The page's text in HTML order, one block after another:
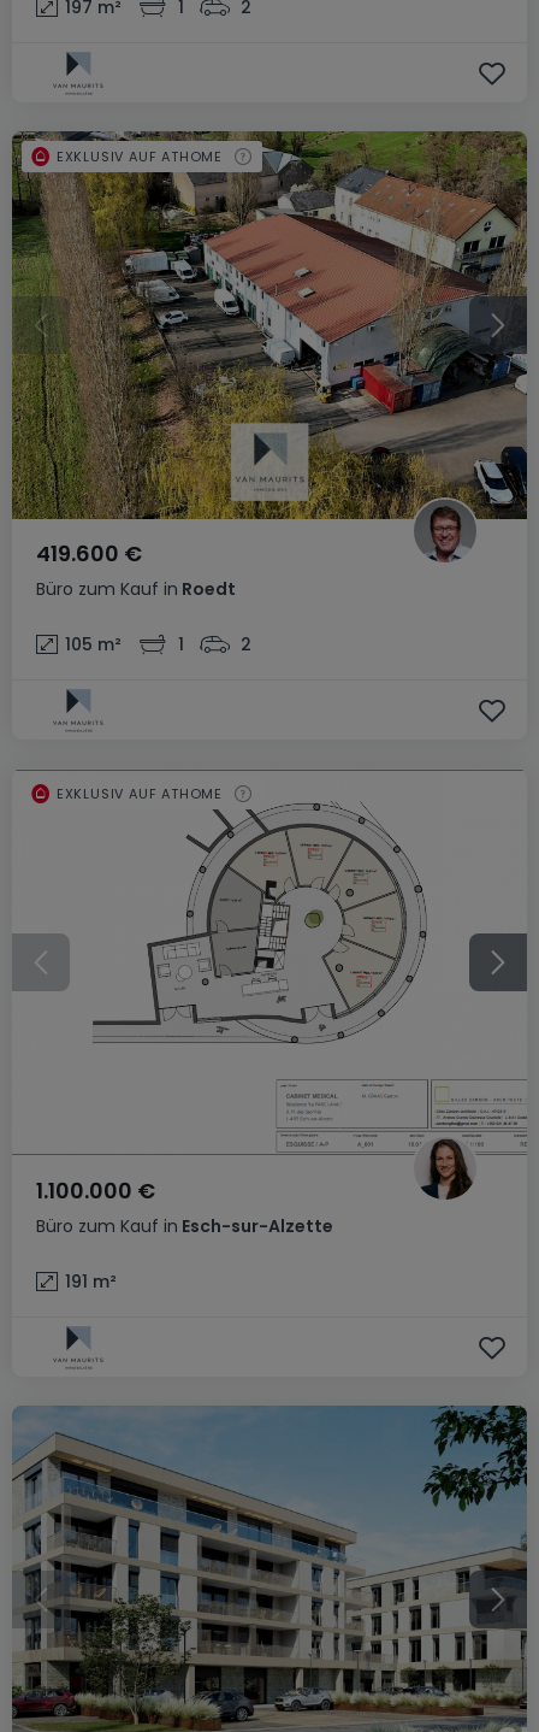
197 m² 1 2
Büro zum Kauf in Roedt
419.600 €
105 m² 1 2
EXKLUSIV AUF ATHOME
Büro zum Kauf in Esch-sur-Alzette
1.100.000 €
191 m²
EXKLUSIV AUF ATHOME